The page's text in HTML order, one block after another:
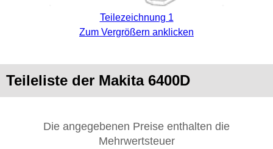
Teilezeichnung 1
Zum Vergrößern anklicken
Teileliste der Makita 6400D
Die angegebenen Preise enthalten die
Mehrwertsteuer